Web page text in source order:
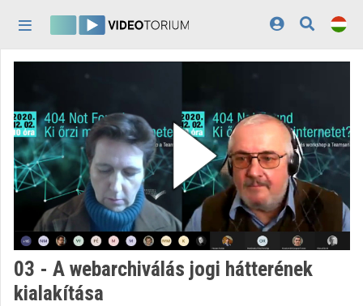
Bejelentkezés
Felfedezés
Kategóriák
Lejátszási listák
Intézmények
Közreműködők
03 - A webarchiválás jogi hátterének
kialakítása